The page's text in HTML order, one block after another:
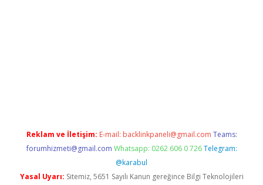
Reklam ve İletişim: E-mail: backlinkpaneli@gmail.com Teams:
forumhizmeti@gmail.com Whatsapp: 0262 606 0 726 Telegram:
@karabul
Yasal Uyarı: Sitemiz, 5651 Sayılı Kanun gereğince Bilgi Teknolojileri